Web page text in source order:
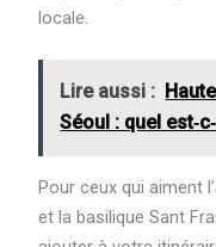
locale.
Lire aussi :
Séoul : quel
Pour ceux qui aiment
et la basilique Sant